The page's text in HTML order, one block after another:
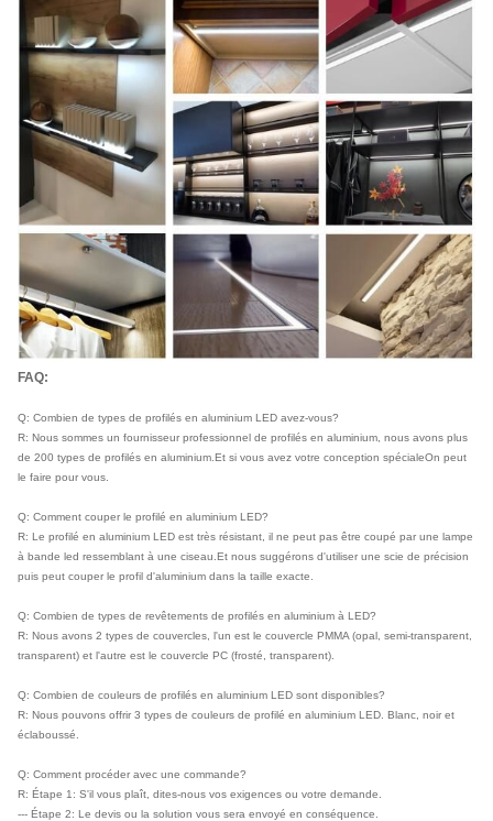
FAQ:
Q: Combien de types de profilés en aluminium LED avez-vous?
R: Nous sommes un fournisseur professionnel de profilés en aluminium, nous avons plus
de 200 types de profilés en aluminium.Et si vous avez votre conception spécialeOn peut
le faire pour vous.
Q: Comment couper le profilé en aluminium LED?
R: Le profilé en aluminium LED est très résistant, il ne peut pas être coupé par une lampe
à bande led ressemblant à une ciseau.Et nous suggérons d'utiliser une scie de précision
puis peut couper le profil d'aluminium dans la taille exacte.
Q: Combien de types de revêtements de profilés en aluminium à LED?
R: Nous avons 2 types de couvercles, l'un est le couvercle PMMA (opal, semi-transparent,
transparent) et l'autre est le couvercle PC (frosté, transparent).
Q: Combien de couleurs de profilés en aluminium LED sont disponibles?
R: Nous pouvons offrir 3 types de couleurs de profilé en aluminium LED. Blanc, noir et
éclaboussé.
Q: Comment procéder avec une commande?
R: Étape 1: S'il vous plaît, dites-nous vos exigences ou votre demande.
--- Étape 2: Le devis ou la solution vous sera envoyé en conséquence.